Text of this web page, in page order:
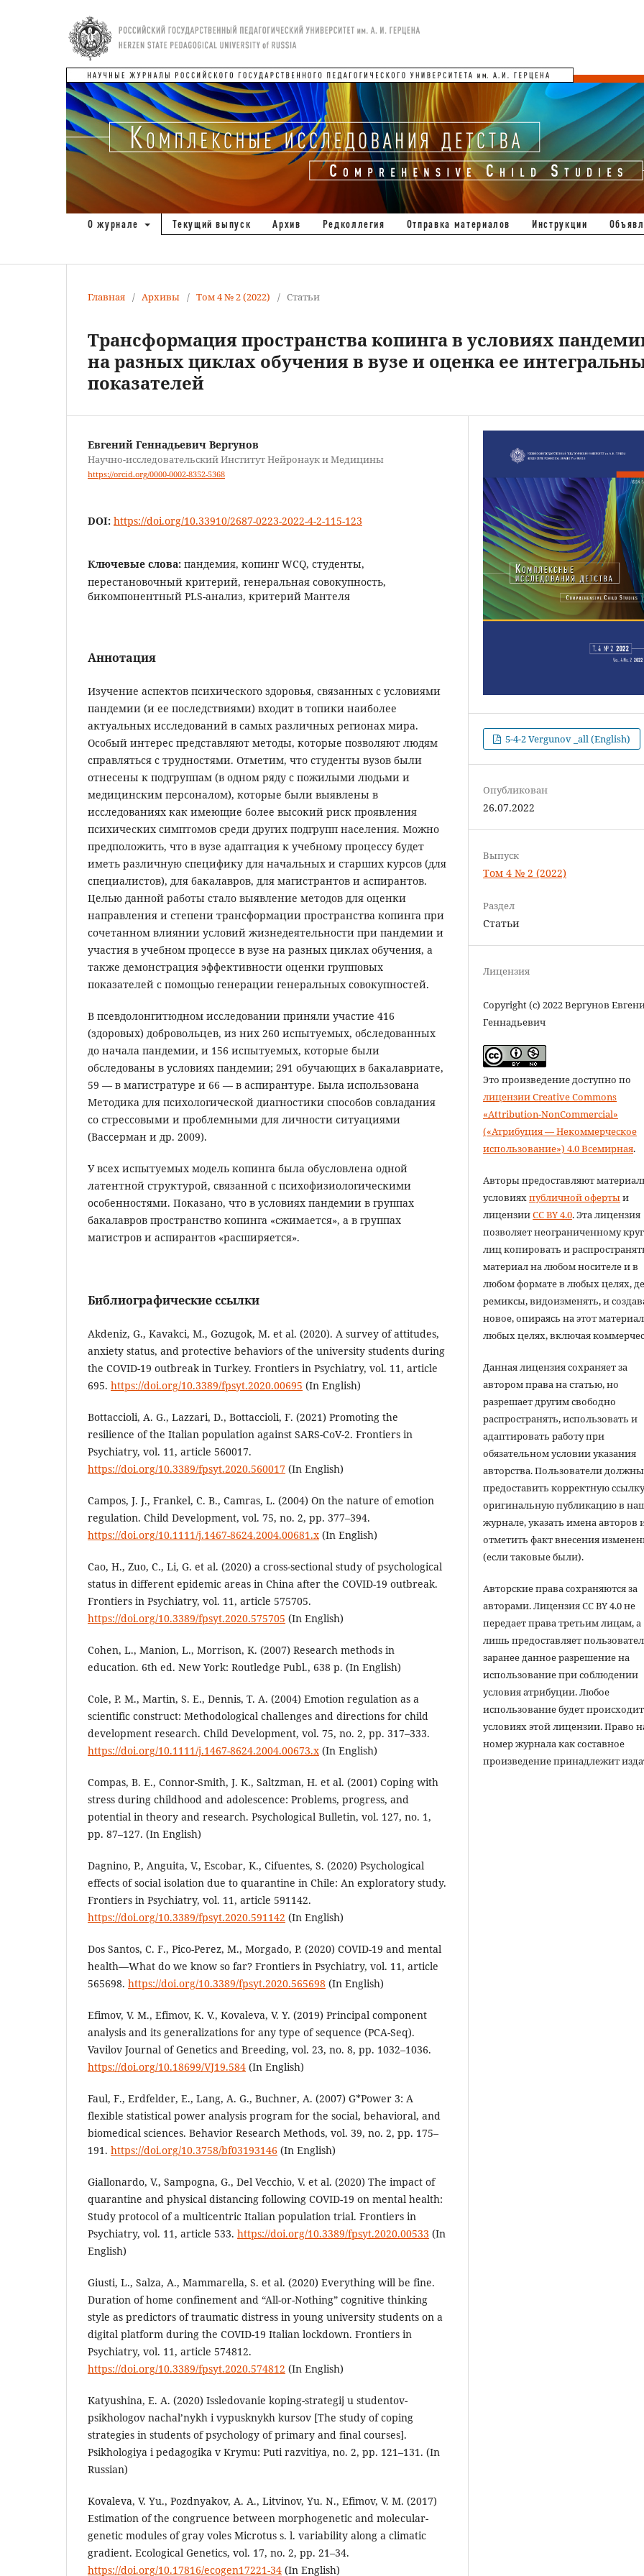
О журнале Текущий выпуск Архив Редколлегия Отправка материалов Инструкции
Главная / Архивы / Том 4 № 2 (2022) / Статьи
Трансформация пространства копинга в условиях
на разных циклах обучения в вузе и оценка ее
показателей
Евгений Геннадьевич Вергунов
Научно-исследовательский Институт Нейронаук и Медицины
https://orcid.org/0000-0002-8352-5368
DOI: https://doi.org/10.33910/2687-0223-2022-4-2-115-123
Ключевые слова: пандемия, копинг WCQ, студенты,
перестановочный критерий, генеральная совокупность,
бикомпонентный PLS-анализ, критерий Мантеля
Аннотация
Изучение аспектов психического здоровья, связанных с условиями
пандемии (и ее последствиями) входит в топики наиболее
актуальных исследований в самых различных регионах мира.
Особый интерес представляют методы, которые позволяют людям
справляться с трудностями. Отметим, что студенты вузов были
отнесены к подгруппам (в одном ряду с пожилыми людьми и
медицинским персоналом), которые были выявлены в
исследованиях как имеющие более высокий риск проявления
психических симптомов среди других подгрупп населения. Можно
предположить, что в вузе адаптация к учебному процессу будет
иметь различную специфику для начальных и старших курсов (для
специалистов), для бакалавров, для магистрантов и аспирантов.
Целью данной работы стало выявление методов для оценки
направления и степени трансформации пространства копинга при
сочетанном влиянии условий жизнедеятельности при пандемии и
участия в учебном процессе в вузе на разных циклах обучения, а
также демонстрация эффективности оценки групповых
показателей с помощью генерации генеральных совокупностей.
В псевдолонгитюдном исследовании приняли участие 416
(здоровых) добровольцев, из них 260 испытуемых, обследованных
до начала пандемии, и 156 испытуемых, которые были
обследованы в условиях пандемии; 291 обучающих в бакалавриате,
59 — в магистратуре и 66 — в аспирантуре. Была использована
Методика для психологической диагностики способов совладания
со стрессовыми и проблемными для личности ситуациями
(Вассерман и др. 2009).
У всех испытуемых модель копинга была обусловлена одной
латентной структурой, связанной с психофизиологическими
особенностями. Показано, что в условиях пандемии в группах
бакалавров пространство копинга «сжимается», а в группах
магистров и аспирантов «расширяется».
Библиографические ссылки
Akdeniz, G., Kavakci, M., Gozugok, M. et al. (2020). A survey of attitudes,
anxiety status, and protective behaviors of the university students during
the COVID-19 outbreak in Turkey. Frontiers in Psychiatry, vol. 11, article
695. https://doi.org/10.3389/fpsyt.2020.00695 (In English)
Bottaccioli, A. G., Lazzari, D., Bottaccioli, F. (2021) Promoting the
resilience of the Italian population against SARS-CoV-2. Frontiers in
Psychiatry, vol. 11, article 560017.
https://doi.org/10.3389/fpsyt.2020.560017 (In English)
Campos, J. J., Frankel, C. B., Camras, L. (2004) On the nature of emotion
regulation. Child Development, vol. 75, no. 2, pp. 377–394.
https://doi.org/10.1111/j.1467-8624.2004.00681.x (In English)
Cao, H., Zuo, C., Li, G. et al. (2020) a cross-sectional study of psychological
status in different epidemic areas in China after the COVID-19 outbreak.
Frontiers in Psychiatry, vol. 11, article 575705.
https://doi.org/10.3389/fpsyt.2020.575705 (In English)
Cohen, L., Manion, L., Morrison, K. (2007) Research methods in
education. 6th ed. New York: Routledge Publ., 638 p. (In English)
Cole, P. M., Martin, S. E., Dennis, T. A. (2004) Emotion regulation as a
scientific construct: Methodological challenges and directions for child
development research. Child Development, vol. 75, no. 2, pp. 317–333.
https://doi.org/10.1111/j.1467-8624.2004.00673.x (In English)
Compas, B. E., Connor-Smith, J. K., Saltzman, H. et al. (2001) Coping with
stress during childhood and adolescence: Problems, progress, and
potential in theory and research. Psychological Bulletin, vol. 127, no. 1,
pp. 87–127. (In English)
Dagnino, P., Anguita, V., Escobar, K., Cifuentes, S. (2020) Psychological
effects of social isolation due to quarantine in Chile: An exploratory study.
Frontiers in Psychiatry, vol. 11, article 591142.
https://doi.org/10.3389/fpsyt.2020.591142 (In English)
Dos Santos, C. F., Pico-Perez, M., Morgado, P. (2020) COVID-19 and mental
health—What do we know so far? Frontiers in Psychiatry, vol. 11, article
565698. https://doi.org/10.3389/fpsyt.2020.565698 (In English)
Efimov, V. M., Efimov, K. V., Kovaleva, V. Y. (2019) Principal component
analysis and its generalizations for any type of sequence (PCA-Seq).
Vavilov Journal of Genetics and Breeding, vol. 23, no. 8, pp. 1032–1036.
https://doi.org/10.18699/VJ19.584 (In English)
Faul, F., Erdfelder, E., Lang, A. G., Buchner, A. (2007) G*Power 3: A
flexible statistical power analysis program for the social, behavioral, and
biomedical sciences. Behavior Research Methods, vol. 39, no. 2, pp. 175–
191. https://doi.org/10.3758/bf03193146 (In English)
Giallonardo, V., Sampogna, G., Del Vecchio, V. et al. (2020) The impact of
quarantine and physical distancing following COVID-19 on mental health:
Study protocol of a multicentric Italian population trial. Frontiers in
Psychiatry, vol. 11, article 533. https://doi.org/10.3389/fpsyt.2020.00533 (In
English)
Giusti, L., Salza, A., Mammarella, S. et al. (2020) Everything will be fine.
Duration of home confinement and “All-or-Nothing” cognitive thinking
style as predictors of traumatic distress in young university students on a
digital platform during the COVID-19 Italian lockdown. Frontiers in
Psychiatry, vol. 11, article 574812.
https://doi.org/10.3389/fpsyt.2020.574812 (In English)
Katyushina, E. A. (2020) Issledovanie koping-strategij u studentov-
psikhologov nachal’nykh i vypusknykh kursov [The study of coping
strategies in students of psychology of primary and final courses].
Psikhologiya i pedagogika v Krymu: Puti razvitiya, no. 2, pp. 121–131. (In
Russian)
Kovaleva, V. Yu., Pozdnyakov, A. A., Litvinov, Yu. N., Efimov, V. M. (2017)
Estimation of the congruence between morphogenetic and molecular-
genetic modules of gray voles Microtus s. l. variability along a climatic
gradient. Ecological Genetics, vol. 17, no. 2, pp. 21–34.
https://doi.org/10.17816/ecogen17221-34 (In English)
5-4-2 Vergunov _all (English)
Опубликован
26.07.2022
Выпуск
Том 4 № 2 (2022)
Раздел
Статьи
Лицензия
Copyright (c) 2022 Вергунов
Геннадьевич
Это произведение доступно по
лицензии Creative Commons
«Attribution-NonCommercial»
(«Атрибуция — Некоммерческое
использование») 4.0 Всемирная.
Авторы предоставляют
условияхпубличной офертыи
лицензииCC BY 4.0. Эта лицензия
позволяет неограниченному
лиц копировать и
материал на любом носителе и в
любом формате в любых целях,
ремиксы, видоизменять, и
новое, опираясь на этот
любых целях, включая
Данная лицензия сохраняет за
автором права на статью, но
разрешает другим свободно
распространять, использовать и
адаптировать работу при
обязательном условии указания
авторства. Пользователи должны
предоставить корректную
оригинальную публикацию в
журнале, указать имена авторов
отметить факт внесения
(если таковые были).
Авторские права сохраняются за
авторами. Лицензия CC BY 4.0 не
передает права третьим лицам, а
лишь предоставляет
заранее данное разрешение на
использование при соблюдении
условия атрибуции. Любое
использование будет
условиях этой лицензии. Право
номер журнала как составное
произведение принадлежит